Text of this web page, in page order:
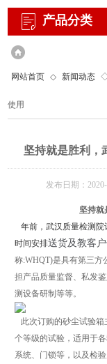
产品分类
网站首页 ◇ 新闻动态 ◇
使用
坚持就是胜利，
发布日期：
坚持就
年前，武汉质量检测
时间安排送货及教客
称:WHQT)是具有第三方
担产品质量监督、私发
测设备研制等等。
此次订购的砂尘试验箱
个等级的试验，适用于
系统、门锁等，以及检